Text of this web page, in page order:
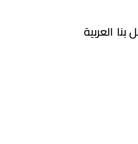
بنا العربية